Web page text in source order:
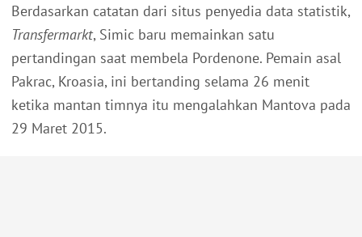
Berdasarkan catatan dari situs penyedia data statistik,
Transfermarkt, Simic baru memainkan satu
pertandingan saat membela Pordenone. Pemain asal
Pakrac, Kroasia, ini bertanding selama 26 menit
ketika mantan timnya itu mengalahkan Mantova pada
29 Maret 2015.